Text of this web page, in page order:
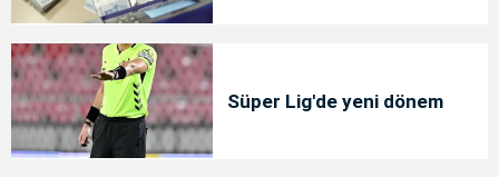
Süper Lig'de yeni dönem